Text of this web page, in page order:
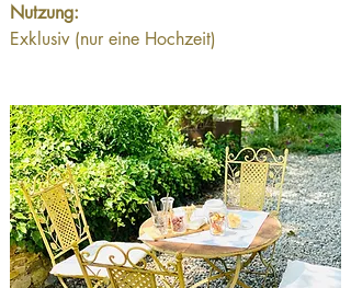
Nutzung:
Exklusiv (nur eine Hochzeit)